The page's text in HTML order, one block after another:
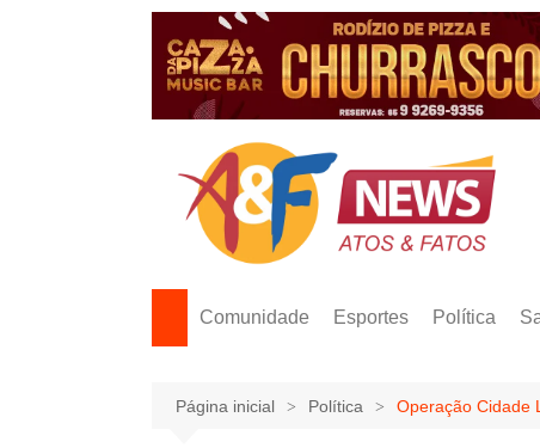
Comunidade Esportes Política
Página inicial Política Operação Cidade